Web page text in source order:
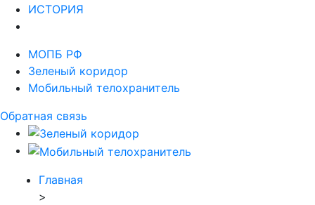
ИСТОРИЯ
МОПБ РФ
Зеленый коридор
Мобильный телохранитель
Обратная связь
Главная
>